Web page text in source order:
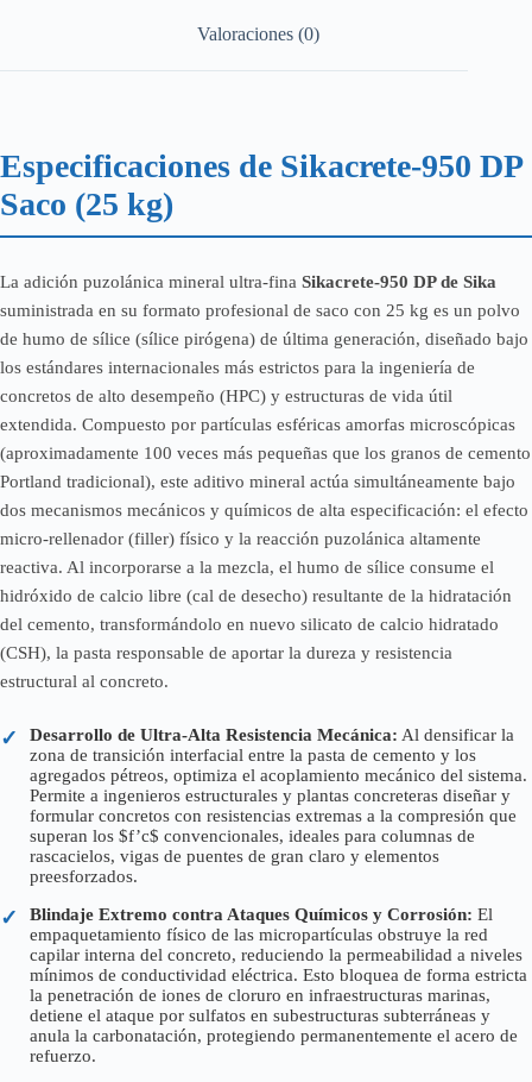
Valoraciones (0)
Especificaciones de Sikacrete-950 DP
Saco (25 kg)
La adición puzolánica mineral ultra-fina Sikacrete-950 DP de Sika
suministrada en su formato profesional de saco con 25 kg es un polvo
de humo de sílice (sílice pirógena) de última generación, diseñado bajo
los estándares internacionales más estrictos para la ingeniería de
concretos de alto desempeño (HPC) y estructuras de vida útil
extendida. Compuesto por partículas esféricas amorfas microscópicas
(aproximadamente 100 veces más pequeñas que los granos de cemento
Portland tradicional), este aditivo mineral actúa simultáneamente bajo
dos mecanismos mecánicos y químicos de alta especificación: el efecto
micro-rellenador (filler) físico y la reacción puzolánica altamente
reactiva. Al incorporarse a la mezcla, el humo de sílice consume el
hidróxido de calcio libre (cal de desecho) resultante de la hidratación
del cemento, transformándolo en nuevo silicato de calcio hidratado
(CSH), la pasta responsable de aportar la dureza y resistencia
estructural al concreto.
✓ Desarrollo de Ultra-Alta Resistencia Mecánica: Al densificar la
zona de transición interfacial entre la pasta de cemento y los
agregados pétreos, optimiza el acoplamiento mecánico del sistema.
Permite a ingenieros estructurales y plantas concreteras diseñar y
formular concretos con resistencias extremas a la compresión que
superan los $f’c$ convencionales, ideales para columnas de
rascacielos, vigas de puentes de gran claro y elementos
preesforzados.
✓ Blindaje Extremo contra Ataques Químicos y Corrosión: El
empaquetamiento físico de las micropartículas obstruye la red
capilar interna del concreto, reduciendo la permeabilidad a niveles
mínimos de conductividad eléctrica. Esto bloquea de forma estricta
la penetración de iones de cloruro en infraestructuras marinas,
detiene el ataque por sulfatos en subestructuras subterráneas y
anula la carbonatación, protegiendo permanentemente el acero de
refuerzo.